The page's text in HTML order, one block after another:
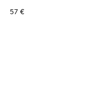
57 €